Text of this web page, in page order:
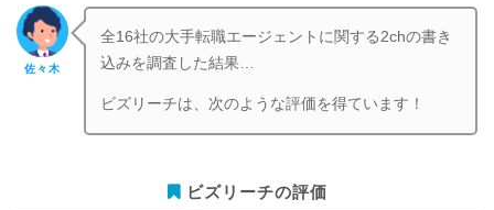
佐々木
全16社の大手転職エージェントに関する2chの書き
込みを調査した結果…
ビズリーチは、次のような評価を得ています！
ビズリーチの評価